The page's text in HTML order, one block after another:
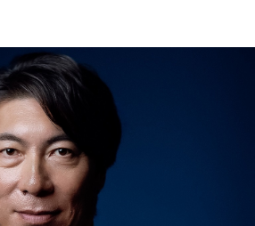
分証
池
ることは、追い詰められた時に出る、
顔」です。
のは、あなたが窮地で無意識に守ろう
もの」を暗示しています。冷静ではい